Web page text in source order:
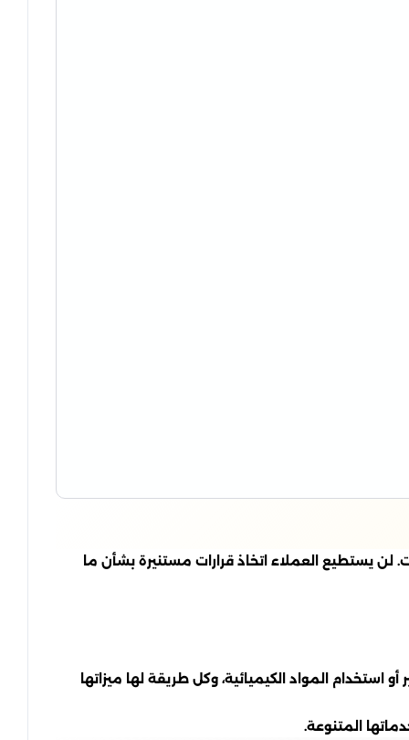
يستطيع العملاء اتخاذ قرارات مستنيرة بشأن ما
المواد الكيميائية، وكل طريقة لها ميزاتها
المتنوعة.